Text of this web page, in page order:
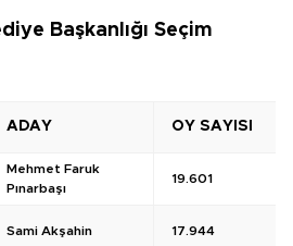
Başkanlığı Seçim
ADAY OY SAYISI
Mehmet Faruk
Pınarbaşı
19.601
Sami Akşahin 17.944